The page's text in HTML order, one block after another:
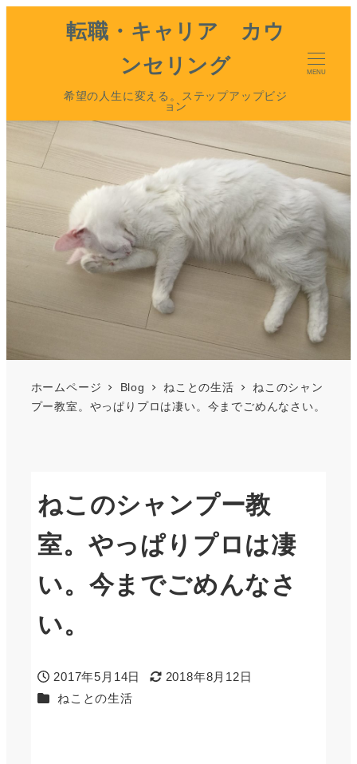
転職・キャリア カウ
ンセリング
希望の人生に変える。ステップアップビジ
ョン
MENU
ホームページ Blog ねことの生活
ねこのシャン
プー教室。やっぱりプロは凄い。今までごめんなさい。
ねこのシャンプー教
室。やっぱりプロは凄
い。今までごめんなさ
い。
投稿日
2017年5月14日
更新日
2018年8月12日
カテゴリー
ねことの生活